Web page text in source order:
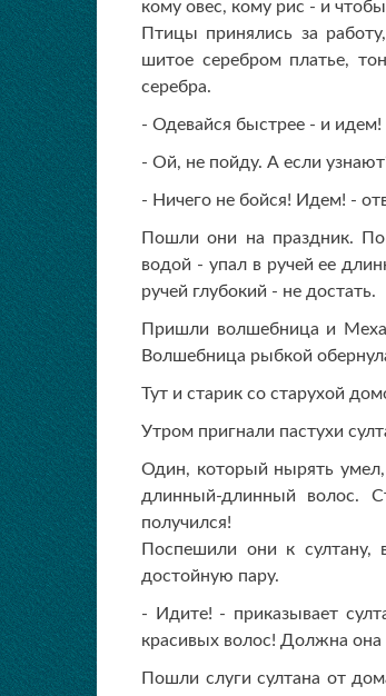
кому овес, кому рис - и
Птицы принялись за
шитое серебром платье,
серебра.
- Одевайся быстрее - и идем!
- Ой, не пойду. А если
- Ничего не бойся! Идем! -
Пошли они на праздник.
водой - упал в ручей ее
ручей глубокий - не достать.
Пришли волшебница и
Волшебница рыбкой
Тут и старик со старухой
Утром пригнали пастухи
Один, который нырять умел,
длинный-длинный волос.
получился!
Поспешили они к султану,
достойную пару.
- Идите! - приказывает
красивых волос! Должна она
Пошли слуги султана от